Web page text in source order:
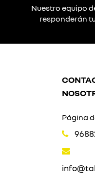
Nuestro equipo
responderán
Página